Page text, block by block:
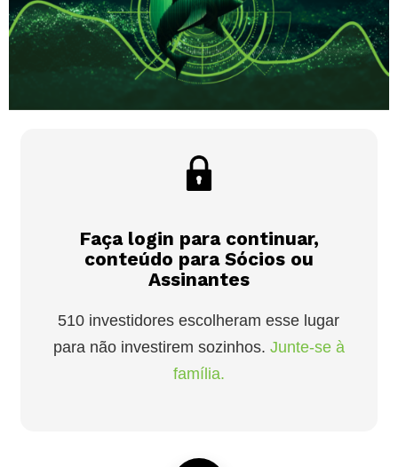
Faça login para continuar,
conteúdo para Sócios ou
Assinantes
510 investidores escolheram esse lugar
para não investirem sozinhos. Junte-se à
família.